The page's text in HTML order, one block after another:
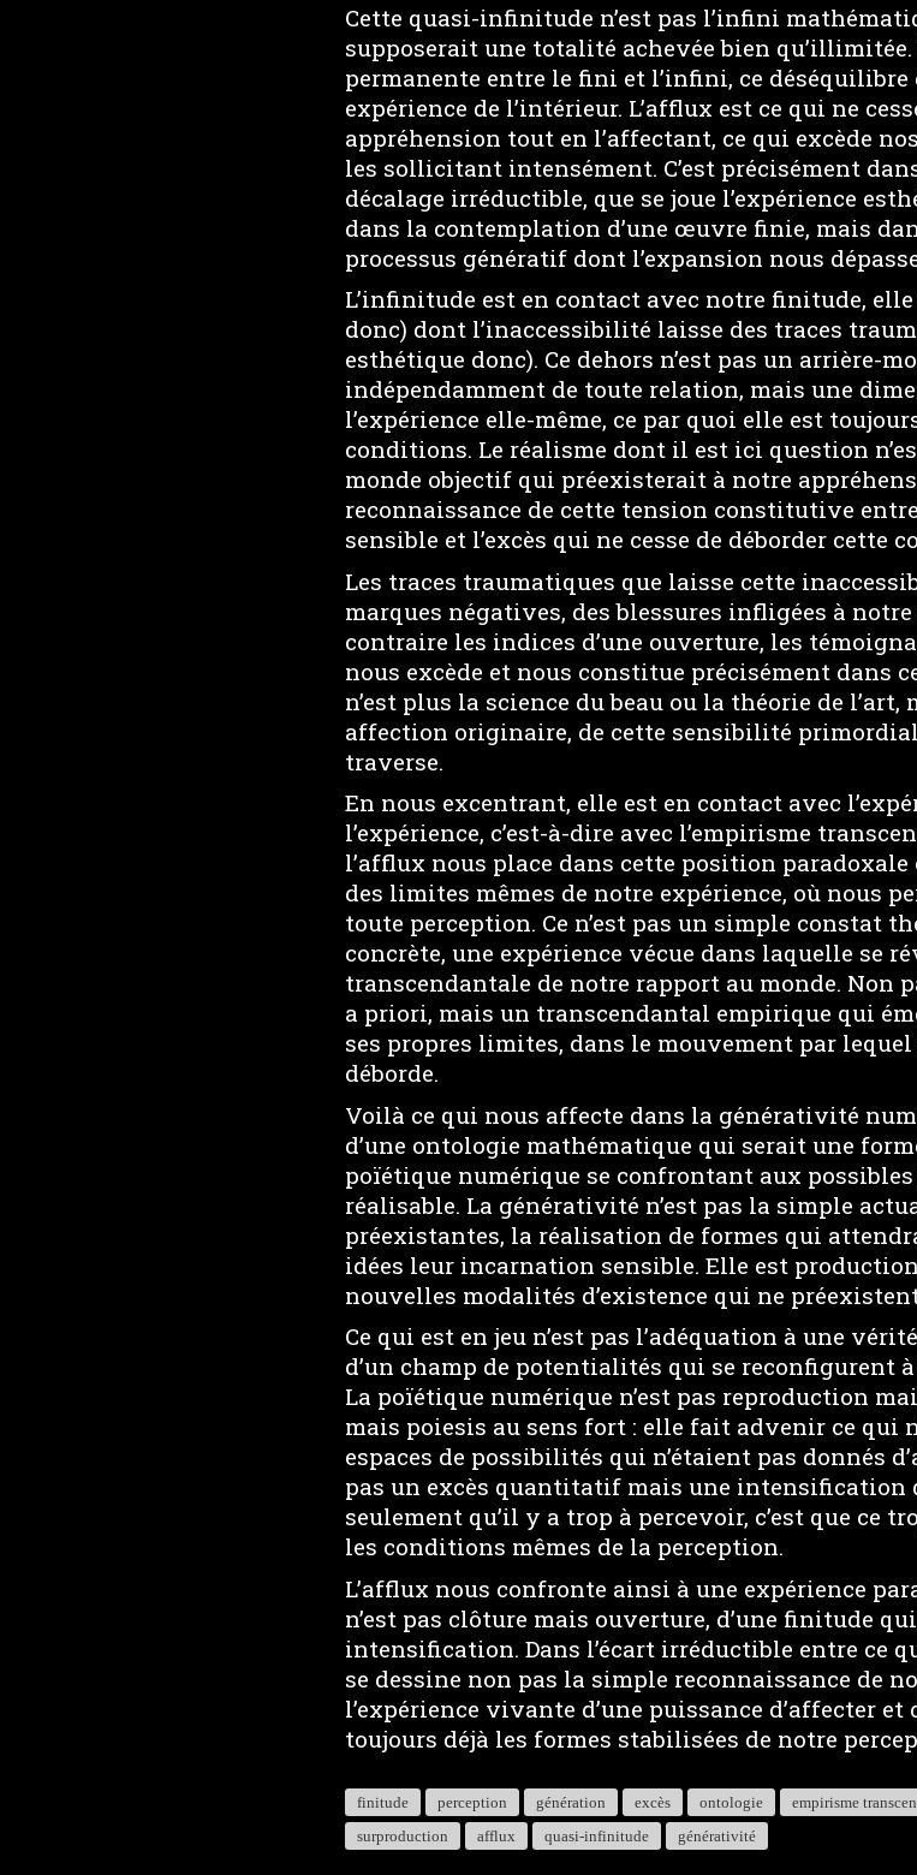
Cette quasi-infinitude n’est pas l’infini
supposerait une totalité achevée bien
permanente entre le fini et l’infini, ce
expérience de l’intérieur. L’afflux est ce qui ne
appréhension tout en l’affectant, ce qui excède
les sollicitant intensément. C’est précisément
décalage irréductible, que se joue l’expérience
dans la contemplation d’une œuvre finie, mais
processus génératif dont l’expansion nous
L’infinitude est en contact avec notre finitude,
donc) dont l’inaccessibilité laisse des traces
esthétique donc). Ce dehors n’est pas un arrière-
indépendamment de toute relation, mais une
l’expérience elle-même, ce par quoi elle est
conditions. Le réalisme dont il est ici question
monde objectif qui préexisterait à notre
reconnaissance de cette tension constitutive
sensible et l’excès qui ne cesse de déborder cette
Les traces traumatiques que laisse cette
marques négatives, des blessures infligées à
contraire les indices d’une ouverture, les
nous excède et nous constitue précisément dans
n’est plus la science du beau ou la théorie de l’art,
affection originaire, de cette sensibilité
traverse.
En nous excentrant, elle est en contact avec
l’expérience, c’est-à-dire avec l’empirisme
l’afflux nous place dans cette position paradoxale
des limites mêmes de notre expérience, où nous
toute perception. Ce n’est pas un simple constat
concrète, une expérience vécue dans laquelle se
transcendantale de notre rapport au monde. Non
a priori, mais un transcendantal empirique qui
ses propres limites, dans le mouvement par
déborde.
Voilà ce qui nous affecte dans la générativité
d’une ontologie mathématique qui serait une
poïétique numérique se confrontant aux
réalisable. La générativité n’est pas la simple
préexistantes, la réalisation de formes qui
idées leur incarnation sensible. Elle est
nouvelles modalités d’existence qui ne
Ce qui est en jeu n’est pas l’adéquation à une
d’un champ de potentialités qui se reconfigurent
La poïétique numérique n’est pas reproduction
mais poiesis au sens fort : elle fait advenir ce qui
espaces de possibilités qui n’étaient pas donnés
pas un excès quantitatif mais une intensification
seulement qu’il y a trop à percevoir, c’est que ce
les conditions mêmes de la perception.
L’afflux nous confronte ainsi à une expérience
n’est pas clôture mais ouverture, d’une finitude
intensification. Dans l’écart irréductible entre ce
se dessine non pas la simple reconnaissance de
l’expérience vivante d’une puissance d’affecter et
toujours déjà les formes stabilisées de notre
finitude perception génération excès ontologie empirisme
surproduction
afflux quasi-infinitude générativité